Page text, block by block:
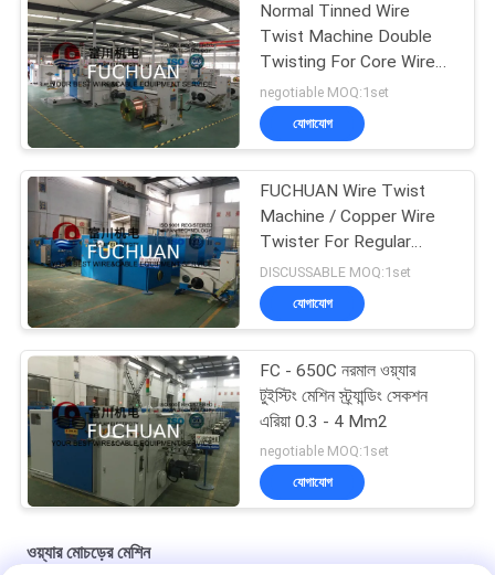
Normal Tinned Wire
Twist Machine Double
Twisting For Core Wires
Touch Screen
negotiable MOQ:1set
যোগাযোগ
FUCHUAN Wire Twist
Machine / Copper Wire
Twister For Regular
1+6+12 Conductors
DISCUSSABLE MOQ:1set
যোগাযোগ
FC - 650C নরমাল ওয়্যার
টুইস্টিং মেশিন স্ট্র্যান্ডিং সেকশন
এরিয়া 0.3 - 4 Mm2
negotiable MOQ:1set
যোগাযোগ
ওয়্যার মোচড়ের মেশিন